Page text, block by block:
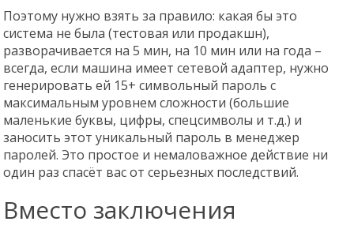
Поэтому нужно взять за правило: какая бы это
система не была (тестовая или продакшн),
разворачивается на 5 мин, на 10 мин или на года –
всегда, если машина имеет сетевой адаптер, нужно
генерировать ей 15+ символьный пароль с
максимальным уровнем сложности (большие
маленькие буквы, цифры, спецсимволы и т.д.) и
заносить этот уникальный пароль в менеджер
паролей. Это простое и немаловажное действие ни
один раз спасёт вас от серьезных последствий.
Вместо заключения